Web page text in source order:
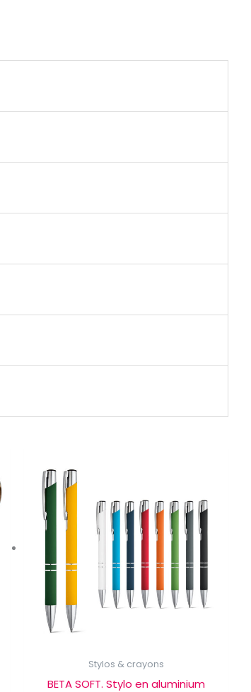
Stylos & crayons
BETA SOFT. Stylo en aluminium